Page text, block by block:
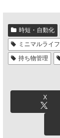
時短・自動化
ミニマルライフ
持ち物管理
X